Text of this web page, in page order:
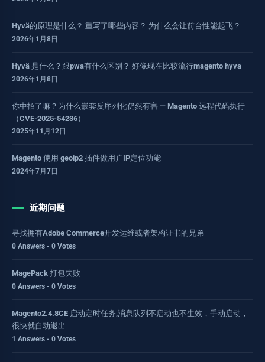
Hyvä的原理是什么？ 重写了哪些内容？ 为什么会让前台性能起飞？
2026年1月8日
Hyvä 是什么？跟pwa有什么区别？ 好像现在比较流行magento hyva
2026年1月8日
你中招了嘛？为什么嵌套反序列化仍然有害 — Magento 远程代码执行
（CVE-2025-54236）
2025年11月12日
Magento 使用 geoip2 插件做用户IP定位功能
2024年7月7日
近期问题
寻找拥有Adobe Commerce开发运维或者架构证书的兄弟
0 Answers - 0 Votes
MagePack 打包失败
0 Answers - 0 Votes
Magento2.4.8CE 启动定时任务,消息队列不启动也不生效，手动启动，
很快就自动退出
1 Answers - 0 Votes